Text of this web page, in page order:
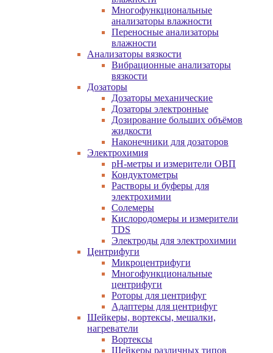
Многофункциональные
анализаторы влажности
Переносные анализаторы
влажности
Анализаторы вязкости
Вибрационные анализаторы
вязкости
Дозаторы
Дозаторы механические
Дозаторы электронные
Дозирование больших объёмов
жидкости
Наконечники для дозаторов
Электрохимия
pH-метры и измерители ОВП
Кондуктометры
Растворы и буферы для
электрохимии
Солемеры
Кислородомеры и измерители
TDS
Электроды для электрохимии
Центрифуги
Микроцентрифуги
Многофункциональные
центрифуги
Роторы для центрифуг
Адаптеры для центрифуг
Шейкеры, вортексы, мешалки,
нагреватели
Вортексы
Шейкеры различных типов